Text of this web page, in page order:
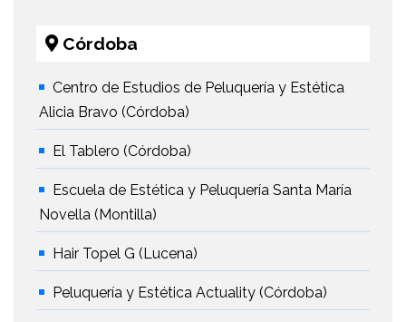
Córdoba
Centro de Estudios de Peluquería y Estética
Alicia Bravo (Córdoba)
El Tablero (Córdoba)
Escuela de Estética y Peluquería Santa María
Novella (Montilla)
Hair Topel G (Lucena)
Peluquería y Estética Actuality (Córdoba)